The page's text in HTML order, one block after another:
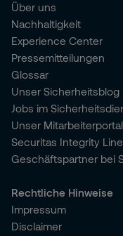
Über uns
Nachhaltigkeit
Experience Center
Pressemitteilungen
Glossar
Unser Sicherheitsblog
Jobs im
Unser Mitarbeiterportal
Securitas Integrity Line
Geschäftspartner bei
Rechtliche Hinweise
Impressum
Disclaimer